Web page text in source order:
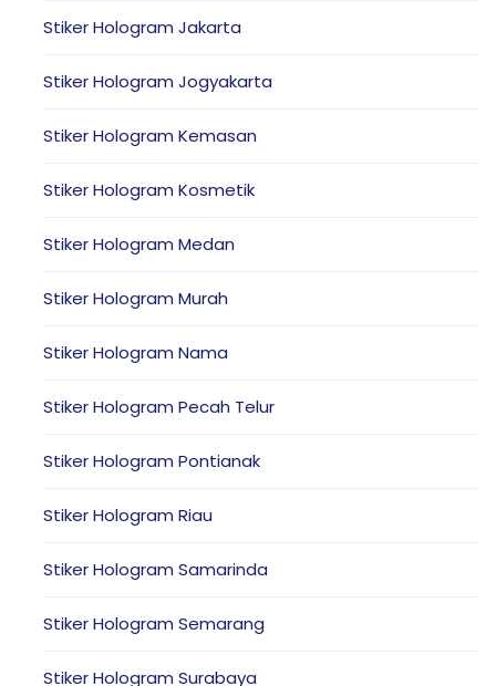
Stiker Hologram Jakarta
Stiker Hologram Jogyakarta
Stiker Hologram Kemasan
Stiker Hologram Kosmetik
Stiker Hologram Medan
Stiker Hologram Murah
Stiker Hologram Nama
Stiker Hologram Pecah Telur
Stiker Hologram Pontianak
Stiker Hologram Riau
Stiker Hologram Samarinda
Stiker Hologram Semarang
Stiker Hologram Surabaya